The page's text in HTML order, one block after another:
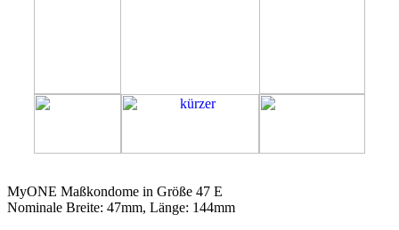
MyONE Maßkondome in Größe 47 E
Nominale Breite: 47mm, Länge: 144mm